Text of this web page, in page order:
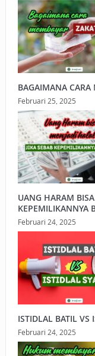
BAGAIMANA CARA
Februari 25, 2025
UANG HARAM
KEPEMILIKANNYA
Februari 24, 2025
ISTIDLAL BATIL VS
Februari 24, 2025